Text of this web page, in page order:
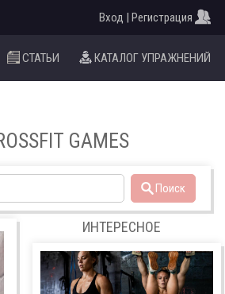
Вход | Регистрация
СТАТЬИ КАТАЛОГ УПРАЖНЕНИЙ
GAMES
Поиск
ИНТЕРЕСНОЕ